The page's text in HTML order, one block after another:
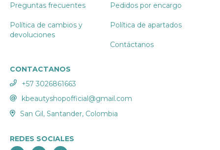
Preguntas frecuentes Pedidos por encargo
Política de cambios y
devoluciones
Política de apartados
Contáctanos
CONTACTANOS
+57 3026861663
kbeautyshopofficial@gmail.com
San Gil, Santander, Colombia
REDES SOCIALES